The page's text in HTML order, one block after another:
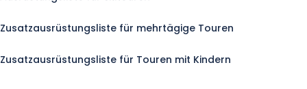
Zusatzausrüstungsliste für mehrtägige Touren
Zusatzausrüstungsliste für Touren mit Kindern